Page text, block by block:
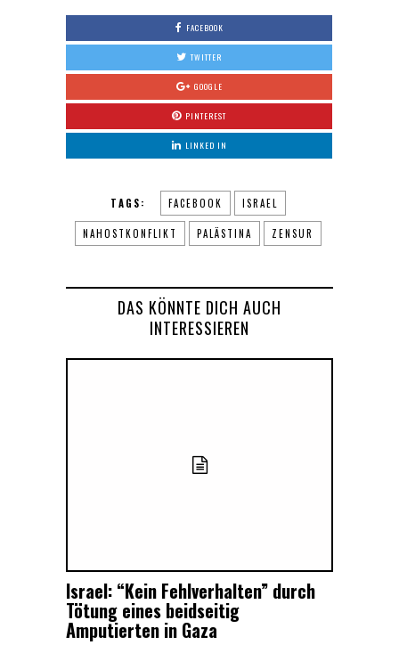
FACEBOOK
TWITTER
GOOGLE
PINTEREST
LINKED IN
TAGS: FACEBOOK ISRAEL
NAHOSTKONFLIKT PALÄSTINA ZENSUR
DAS KÖNNTE DICH AUCH
INTERESSIEREN
Israel: “Kein Fehlverhalten” durch
Tötung eines beidseitig
Amputierten in Gaza